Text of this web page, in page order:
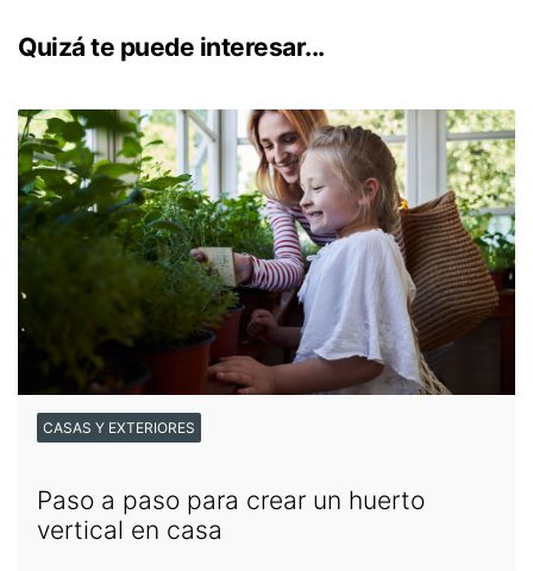
Quizá te puede interesar...
CASAS Y EXTERIORES
Paso a paso para crear un huerto
vertical en casa